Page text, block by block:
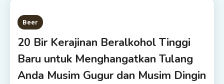
Beer
20 Bir Kerajinan Beralkohol Tinggi
Baru untuk Menghangatkan Tulang
Anda Musim Gugur dan Musim Dingin